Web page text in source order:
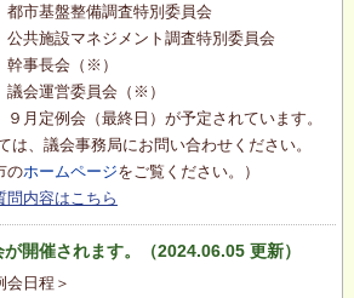
市基盤整備調査特別委員会
共施設マネジメント調査特別委員会
事長会（※）
会運営委員会（※）
定例会（最終日）が予定されています。
、議会事務局にお問い合わせください。
のホームページをご覧ください。）
問内容はこちら
開催されます。（2024.06.05 更新）
会日程＞